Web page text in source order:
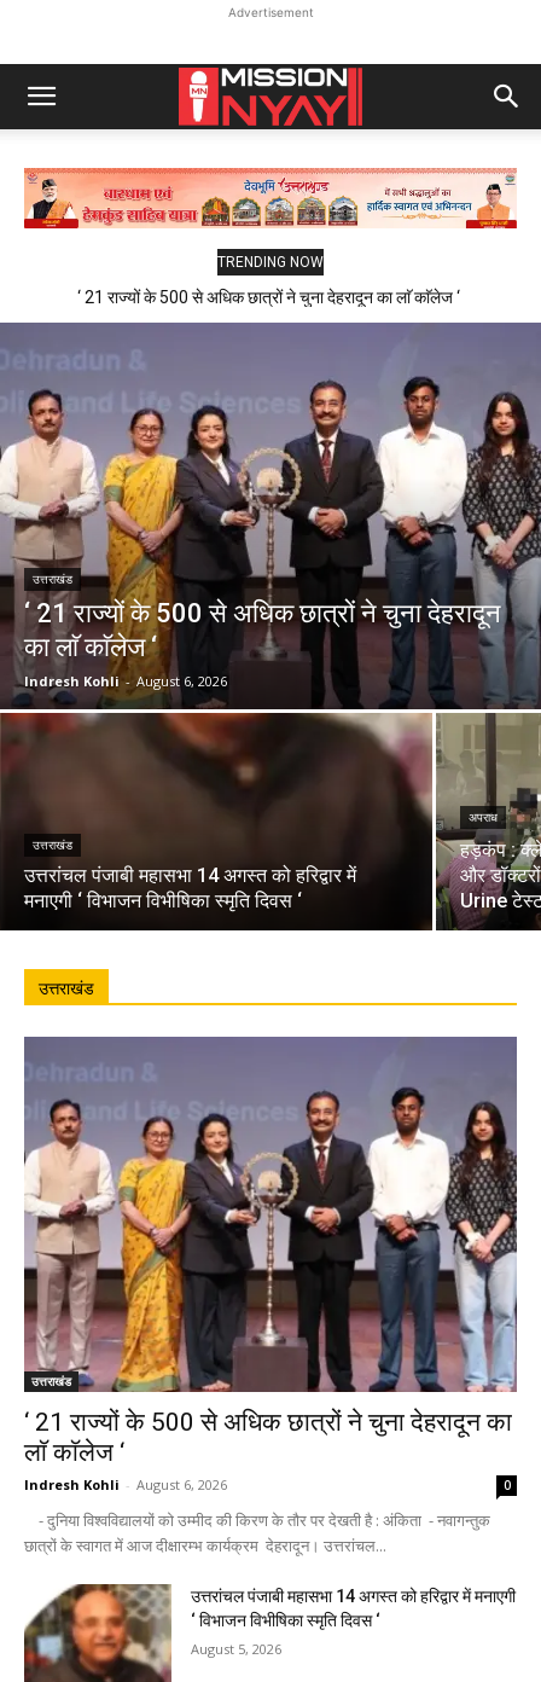
Advertisement
TRENDING NOW
‘ 21 राज्यों के 500 से अधिक छात्रों ने चुना देहरादून का लाॅ काॅलेज ‘
उत्तराखंड
‘ 21 राज्यों के 500 से अधिक छात्रों ने चुना देहरादून
का लाॅ काॅलेज ‘
Indresh Kohli - August 6, 2026
उत्तराखंड
उत्तरांचल पंजाबी महासभा 14 अगस्त को हरिद्वार में
मनाएगी ‘ विभाजन विभीषिका स्मृति दिवस ‘
अपराध
हड़कंप :
और
Urine
उत्तराखंड
उत्तराखंड
‘ 21 राज्यों के 500 से अधिक छात्रों ने चुना देहरादून का
लाॅ काॅलेज ‘
Indresh Kohli - August 6, 2026 0
- दुनिया विश्वविद्यालयों को उम्मीद की किरण के तौर पर देखती है : अंकिता - नवागन्तुक
छात्रों के स्वागत में आज दीक्षारम्भ कार्यक्रम देहरादून। उत्तरांचल...
उत्तरांचल पंजाबी महासभा 14 अगस्त को हरिद्वार में मनाएगी
‘ विभाजन विभीषिका स्मृति दिवस ‘
August 5, 2026